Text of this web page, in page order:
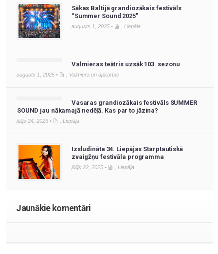
Sākas Baltijā grandiozākais festivāls
“Summer Sound 2025”
augusts 1, 2025 • Liepāja
Valmieras teātris uzsāk 103. sezonu
augusts 1, 2025 • Valmiera un apkārtne
Vasaras grandiozākais festivāls SUMMER
SOUND jau nākamajā nedēļā. Kas par to jāzina?
jūlijs 24, 2025 • Liepāja
Izsludināta 34. Liepājas Starptautiskā
zvaigžņu festivāla programma
jūlijs 22, 2025 • Liepāja
Jaunākie komentāri